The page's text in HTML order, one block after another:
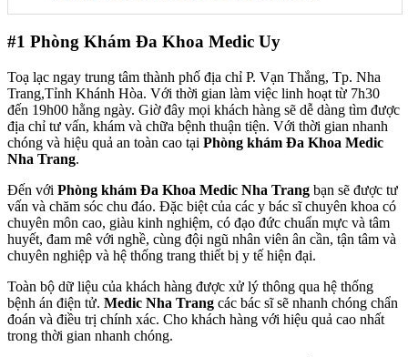
#1 Phòng Khám Đa Khoa Medic Uy
Toạ lạc ngay trung tâm thành phố địa chỉ P. Vạn Thắng, Tp. Nha
Trang,Tỉnh Khánh Hòa. Với thời gian làm việc linh hoạt từ 7h30
đến 19h00 hằng ngày. Giờ đây mọi khách hàng sẽ dễ dàng tìm được
địa chỉ tư vấn, khám và chữa bệnh thuận tiện. Với thời gian nhanh
chóng và hiệu quả an toàn cao tại Phòng khám Đa Khoa Medic
Nha Trang.
Đến với Phòng khám Đa Khoa Medic Nha Trang bạn sẽ được tư
vấn và chăm sóc chu đáo. Đặc biệt của các y bác sĩ chuyên khoa có
chuyên môn cao, giàu kinh nghiệm, có đạo đức chuẩn mực và tâm
huyết, đam mê với nghề, cùng đội ngũ nhân viên ân cần, tận tâm và
chuyên nghiệp và hệ thống trang thiết bị y tế hiện đại.
Toàn bộ dữ liệu của khách hàng được xử l‎ý thông qua hệ thống
bệnh án điện tử. Medic Nha Trang các bác sĩ sẽ nhanh chóng chẩn
đoán và điều trị chính xác. Cho khách hàng với hiệu quả cao nhất
trong thời gian nhanh chóng.